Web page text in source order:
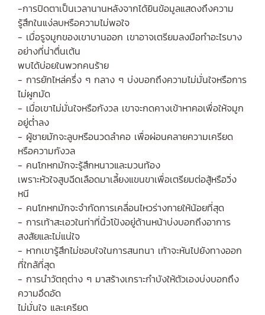
-การปิดตาเป็นเวลานานหลังจากได้ยินข้อมูลแสดงถึงความ
รู้สึกในแง่ลบหรือความไม่พอใจ
- เมื่อรูจมูกของเขาบานออก เขาอาจเตรียมลงมือทำอะไรบาง
อย่างที่น่าตื่นเต้น
พบได้บ่อยในพวกคนร้าย
- การยักไหล่ครึ่ง ๆ กลาง ๆ บ่งบอกถึงความไม่มั่นใจหรือการ
ไม่ผูกมัด
- เมื่อเขาไม่มั่นใจหรือกังวล เขาจะกดคางเข้าหาคอเพื่อให้จมูก
อยู่ต่ำลง
- ผู้ชายมักจะลูบหรือนวดลำคอ เพื่อผ่อนคลายความเครียด
หรือความกังวล
- คนโกหกมักจะรู้สึกหนาวและมวนท้อง
เพราะหัวใจสูบฉีดเลือดมาเลี้ยงแขนขาเพื่อเตรียมต่อสู้หรือวิ่ง
หนี
- คนโกหกมักจะจำกัดการเคลื่อนไหวร่างกายให้น้อยที่สุด
- การเท้าสะเอวในท่าที่นิ้วโป้งอยู่ด้านหน้าบ่งบอกถึงอาการ
สงสัยและไม่แน่ใจ
- หากเขารู้สึกไม่ชอบใจในการสนทนา เท้าจะหันไปยังทางออก
ที่ใกล้ที่สุด
- การนำวัตถุต่าง ๆ มาสร้างเกราะกำบังให้ตัวเองบ่งบอกถึง
ความอึดอัด
ไม่มั่นใจ และเครียด